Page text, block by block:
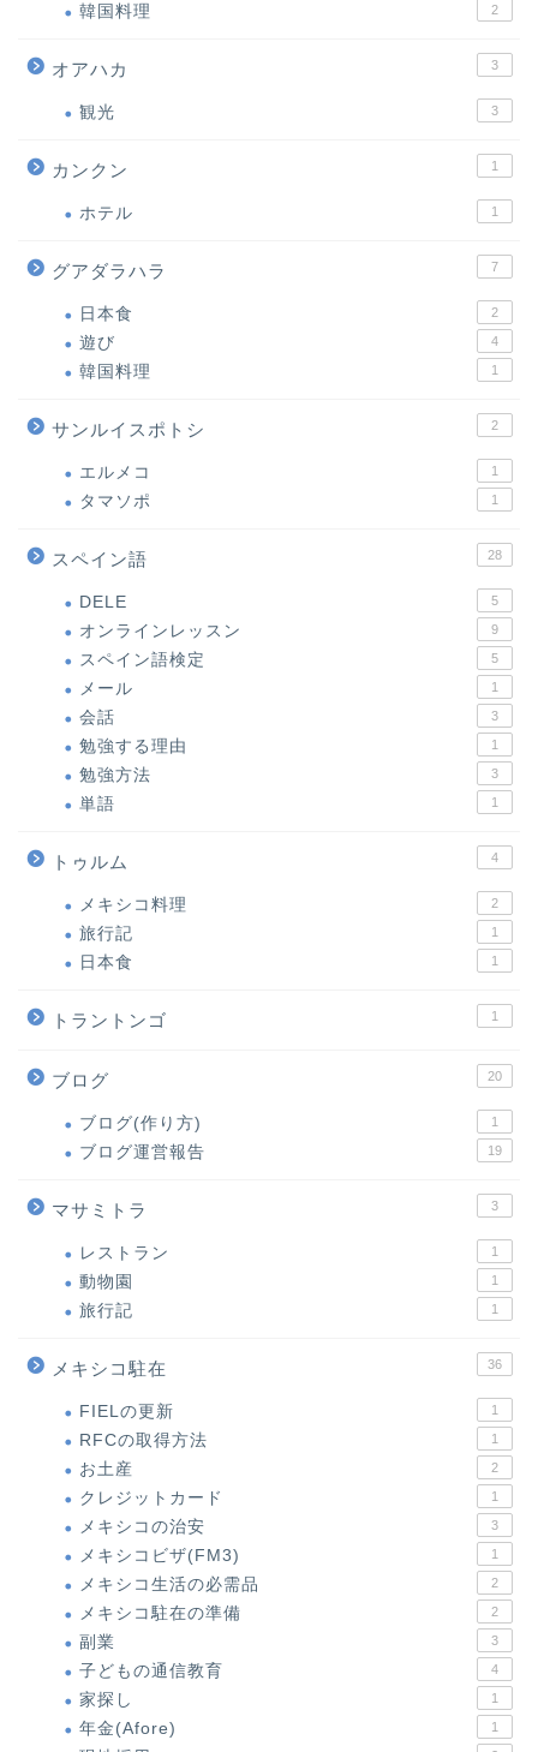
韓国料理 2
オアハカ 3
観光 3
カンクン 1
ホテル 1
グアダラハラ 7
日本食 2
遊び 4
韓国料理 1
サンルイスポトシ 2
エルメコ 1
タマソポ 1
スペイン語 28
DELE 5
オンラインレッスン 9
スペイン語検定 5
メール 1
会話 3
勉強する理由 1
勉強方法 3
単語 1
トゥルム 4
メキシコ料理 2
旅行記 1
日本食 1
トラントンゴ 1
ブログ 20
ブログ(作り方) 1
ブログ運営報告 19
マサミトラ 3
レストラン 1
動物園 1
旅行記 1
メキシコ駐在 36
FIELの更新 1
RFCの取得方法 1
お土産 2
クレジットカード 1
メキシコの治安 3
メキシコビザ(FM3) 1
メキシコ生活の必需品 2
メキシコ駐在の準備 2
副業 3
子どもの通信教育 4
家探し 1
年金(Afore) 1